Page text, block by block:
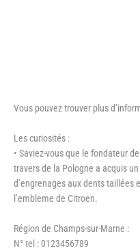
Vous pouvez trouver plus
Les curiosités :
• Saviez-vous que le fondateur
travers de la Pologne a acquis
d’engrenages aux dents taillées
l’embleme de Citroen.
Région de Champs-sur-Marne :
N° tel : 0123456789